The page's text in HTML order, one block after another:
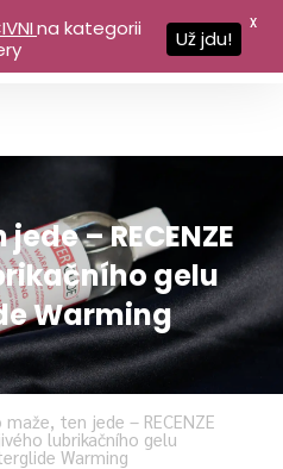
– RECENZE
gelu
Warming
maže, ten jede – RECENZE
lubrikačního gelu
Warming
na kategorii
Už jdu!
X